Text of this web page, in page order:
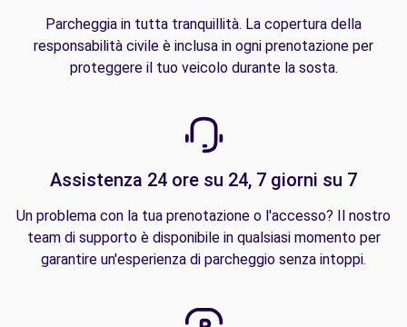
Parcheggia in tutta tranquillità. La copertura della
responsabilità civile è inclusa in ogni prenotazione per
proteggere il tuo veicolo durante la sosta.
Assistenza 24 ore su 24, 7 giorni su 7
Un problema con la tua prenotazione o l'accesso? Il nostro
team di supporto è disponibile in qualsiasi momento per
garantire un'esperienza di parcheggio senza intoppi.